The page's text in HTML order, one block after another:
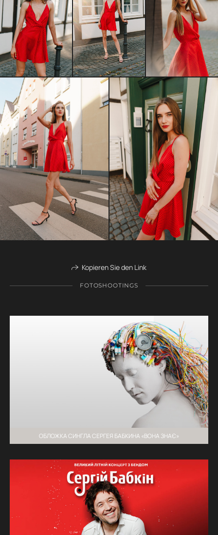
Kopieren Sie den Link
FOTOSHOOTINGS
ОБЛОЖКА СИНГЛА СЕРГЕЯ БАБКИНА «ВОНА ЗНАЄ»